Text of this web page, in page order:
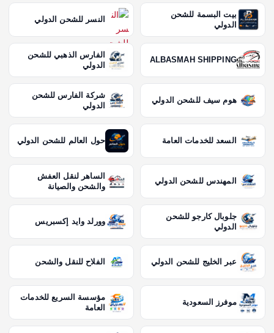
بيت البسمة للشحن
الدولي
النسر للشحن الدولي
ALBASMAH SHIPPING
الفارس الذهبي للشحن
الدولي
هوم سيف للشحن الدولي
شركة الفارس للشحن
الدولي
السعد للخدمات العامة حول العالم للشحن الدولي
المهندس للشحن الدولي
الساهر لنقل العفش
والشحن والصيانة
جلوبال كارجو للشحن
الدولي
وورلد وايد إكسبريس
عبر الخليج للشحن الدولي الفلاح للنقل والشحن
موفرز السعودية
مؤسسة السريع للخدمات
العامة